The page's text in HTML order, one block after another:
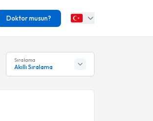
Doktor musun?
Sıralama
Akıllı Sıralama